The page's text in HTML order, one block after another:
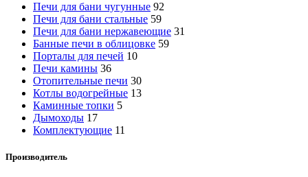
Печи для бани чугунные 92
Печи для бани стальные 59
Печи для бани нержавеющие 31
Банные печи в облицовке 59
Порталы для печей 10
Печи камины 36
Отопительные печи 30
Котлы водогрейные 13
Каминные топки 5
Дымоходы 17
Комплектующие 11
Производитель